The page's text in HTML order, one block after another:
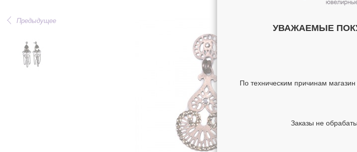
Предыдущее
УВАЖАЕМЫЕ
По техническим причинам
Заказы не